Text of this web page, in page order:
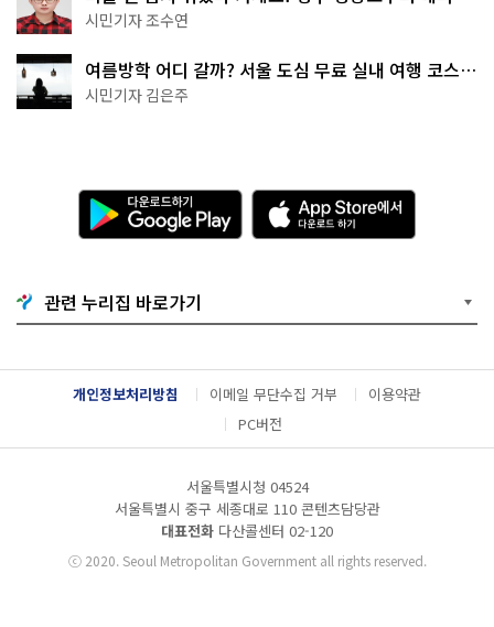
·무더위쉼터까지
시민기자 조수연
여름방학 어디 갈까? 서울 도심 무료 실내 여행 코스
추천
시민기자 김은주
다
운
로
기
G
o
g
l
e
l
A
p
p
e
서
다
운
드
관련 누리집 바로가기
개인정보처리방침 이메일 무단수집 거부
이용약관
PC버전
서울특별시청 04524
서울특별시 중구 세종대로 110 콘텐츠담당관
대표전화 다산콜센터 02-120
ⓒ2020. Seoul Metropolitan Government all rights reserved.